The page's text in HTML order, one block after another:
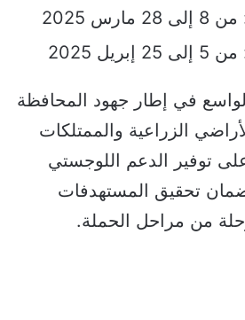
2025
2025
في إطار جهود المحافظة
الزراعية والممتلكات
على توفير الدعم اللوجستي
تحقيق المستهدفات
من مراحل الحملة.